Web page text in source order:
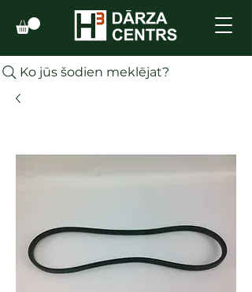
Ko jūs šodien meklējat?